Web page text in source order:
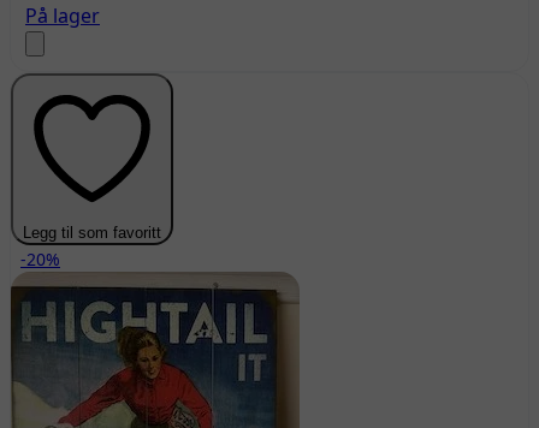
På lager
Legg til som favoritt
-20%